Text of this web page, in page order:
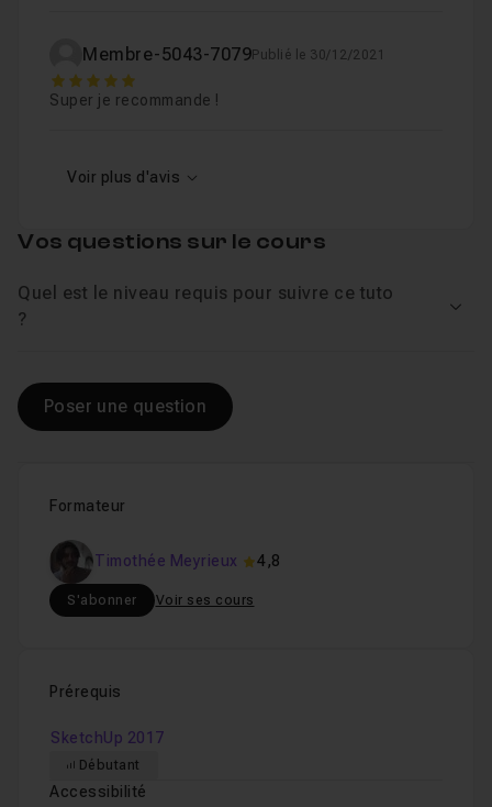
Membre-5043-7079Publié le 30/12/2021
5
Super je recommande !
Voir plus d'avis
Formateur
Timothée Meyrieux 4,8
S'abonner Voir ses cours
Prérequis
SketchUp 2017
Débutant
Accessibilité
Vos questions sur le cours
Quel est le niveau requis pour suivre ce tuto
?
Poser une question